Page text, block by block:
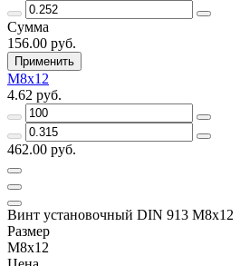
Сумма
156.00 руб.
Применить
М8х12
4.62 руб.
462.00 руб.
Винт установочный DIN 913 М8х12
Размер
М8х12